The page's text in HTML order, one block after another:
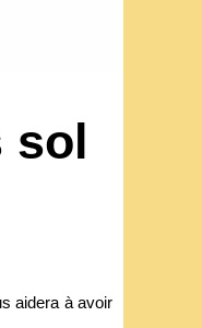
sol
aidera à avoir